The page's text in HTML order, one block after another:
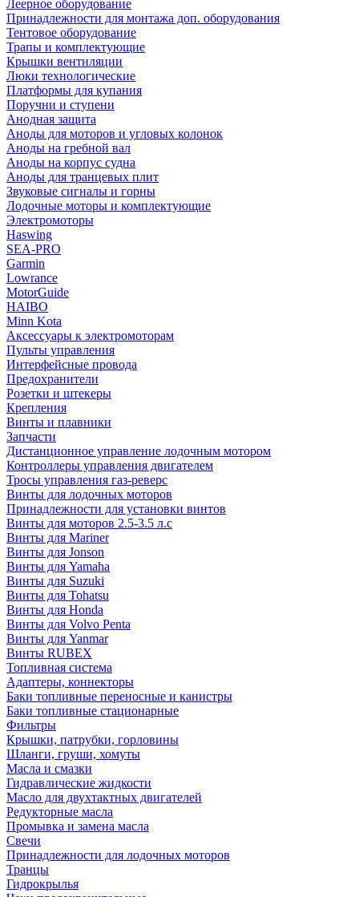
Леерное оборудование
Принадлежности для монтажа доп. оборудования
Тентовое оборудование
Трапы и комплектующие
Крышки вентиляции
Люки технологические
Платформы для купания
Поручни и ступени
Анодная защита
Аноды для моторов и угловых колонок
Аноды на гребной вал
Аноды на корпус судна
Аноды для транцевых плит
Звуковые сигналы и горны
Лодочные моторы и комплектующие
Электромоторы
Haswing
SEA-PRO
Garmin
Lowrance
MotorGuide
HAIBO
Minn Kota
Аксессуары к электромоторам
Пульты управления
Интерфейсные провода
Предохранители
Розетки и штекеры
Крепления
Винты и плавники
Запчасти
Дистанционное управление лодочным мотором
Контроллеры управления двигателем
Тросы управления газ-реверс
Винты для лодочных моторов
Принадлежности для установки винтов
Винты для моторов 2.5-3.5 л.с
Винты для Mariner
Винты для Jonson
Винты для Yamaha
Винты для Suzuki
Винты для Tohatsu
Винты для Honda
Винты для Volvo Penta
Винты для Yanmar
Винты RUBEX
Топливная система
Адаптеры, коннекторы
Баки топливные переносные и канистры
Баки топливные стационарные
Фильтры
Крышки, патрубки, горловины
Шланги, груши, хомуты
Масла и смазки
Гидравлические жидкости
Масло для двухтактных двигателей
Редукторные масла
Промывка и замена масла
Свечи
Принадлежности для лодочных моторов
Транцы
Гидрокрылья